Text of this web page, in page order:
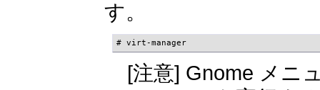
す。
# virt-manager
[注意] Gnome メニ